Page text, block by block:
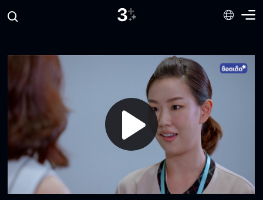
Play
Video
เงียบแบบนี้ แกได้ยินสัญญาณหัวใจหรือยัง
มึงกับกูได้อยู่กันชั่วชีวิตในฐานะครอบครัว
เดียวกัน
คุณสวย เก่ง แล้วก็ยังทำเพื่อผม